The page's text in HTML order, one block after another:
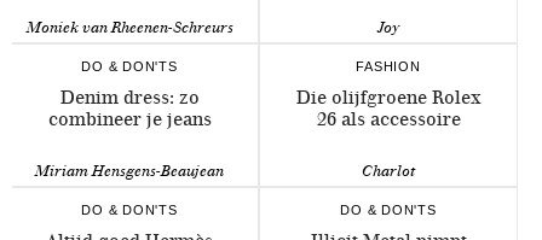
Moniek van Rheenen-Schreurs Joy
DO & DON'TS
Denim dress: zo
combineer je jeans
Miriam Hensgens-Beaujean
FASHION
Die olijfgroene Rolex
26 als accessoire
Charlot
DO & DON'TS DO & DON'TS